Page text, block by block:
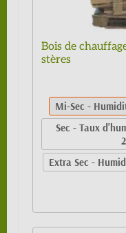
Bois de
stères
Mi-Sec -
Sec - Taux
Extra Sec -